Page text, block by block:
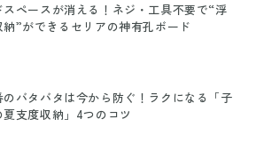
スペースが消える！ネジ・工具不要で“浮
納”ができるセリアの神有孔ボード
のバタバタは今から防ぐ！ラクになる「子
夏支度収納」4つのコツ